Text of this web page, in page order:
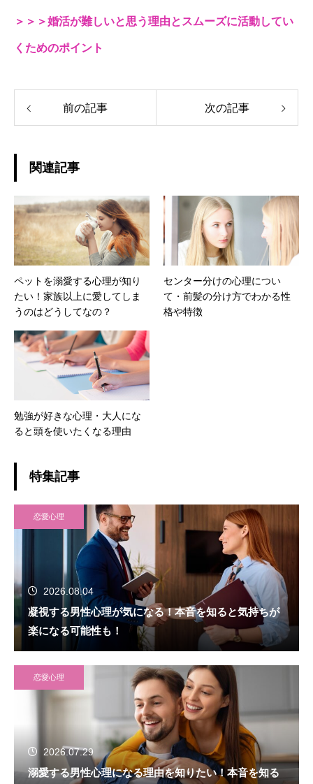
＞＞＞婚活が難しいと思う理由とスムーズに活動してい
くためのポイント
前の記事 次の記事
関連記事
ペットを溺愛する心理が知り
たい！家族以上に愛してしま
うのはどうしてなの？
センター分けの心理につい
て・前髪の分け方でわかる性
格や特徴
勉強が好きな心理・大人にな
ると頭を使いたくなる理由
特集記事
恋愛心理
2026.08.04
凝視する男性心理が気になる！本音を知ると気持ちが
楽になる可能性も！
恋愛心理
2026.07.29
溺愛する男性心理になる理由を知りたい！本音を知る